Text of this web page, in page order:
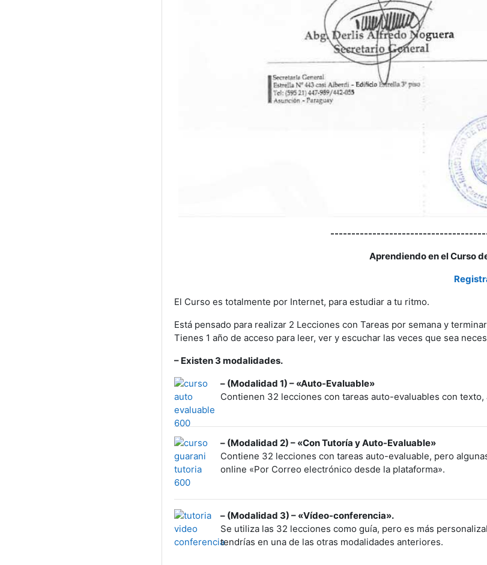
Aprendiendo en el Curso
El Curso es totalmente por Internet, para estudiar a tu ritmo.
Está pensado para realizar 2 Lecciones con Tareas por semana y
Tienes 1 año de acceso para leer, ver y escuchar las veces que sea
– Existen 3 modalidades.
– (Modalidad 1) – «Auto-Evaluable»
Contienen 32 lecciones con tareas auto-evaluables con texto,
– (Modalidad 2) – «Con Tutoría y Auto-Evaluable»
Contiene 32 lecciones con tareas auto-evaluable, pero
online «Por Correo electrónico desde la plataforma».
– (Modalidad 3) – «Vídeo-conferencia».
Se utiliza las 32 lecciones como guía, pero es más
tendrías en una de las otras modalidades anteriores.